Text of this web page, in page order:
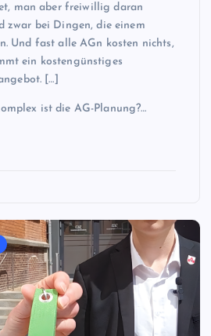
man aber freiwillig daran
zwar bei Dingen, die einem
Und fast alle AGn kosten nichts,
ein kostengünstiges
[…]
ist die AG-Planung?…